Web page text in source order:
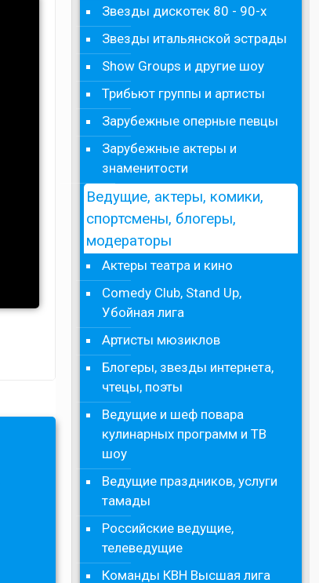
Звезды дискотек 80 - 90-х
Звезды итальянской эстрады
Show Groups и другие шоу
Трибьют группы и артисты
Зарубежные оперные певцы
Зарубежные актеры и
знаменитости
Ведущие, актеры, комики,
спортсмены, блогеры,
модераторы
Актеры театра и кино
Comedy Club, Stand Up,
Убойная лига
Артисты мюзиклов
Блогеры, звезды интернета,
чтецы, поэты
Ведущие и шеф повара
кулинарных программ и ТВ
шоу
Ведущие праздников, услуги
тамады
Российские ведущие,
телеведущие
Команды КВН Высшая лига